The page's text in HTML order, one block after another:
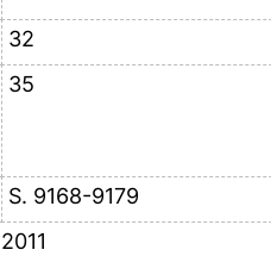
32
35
S. 9168-9179
2011